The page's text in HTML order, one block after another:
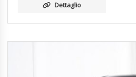
Dettaglio